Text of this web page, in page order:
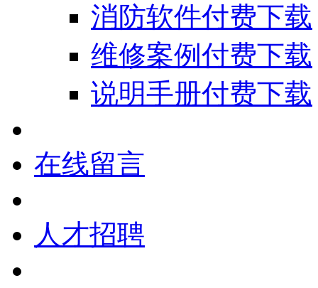
消防软件付费下载
维修案例付费下载
说明手册付费下载
在线留言
人才招聘